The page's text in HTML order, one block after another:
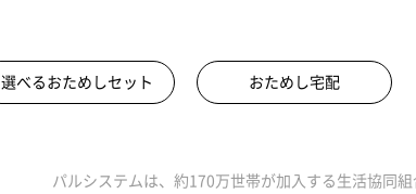
選べるおためしセット おためし宅配
パルシステムは、約170万世帯が加入する生活協同組